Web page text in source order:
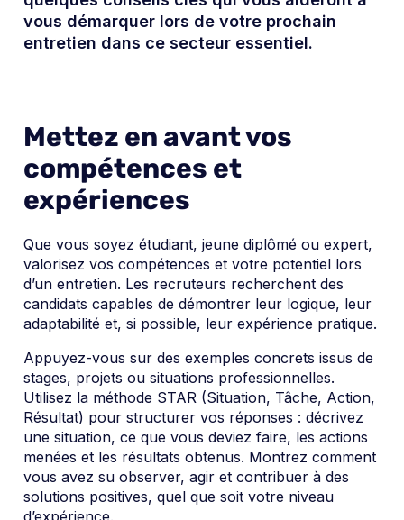
vous démarquer lors de votre prochain
entretien dans ce secteur essentiel.
Mettez en avant vos
compétences et
expériences
Que vous soyez étudiant, jeune diplômé ou expert,
valorisez vos compétences et votre potentiel lors
d’un entretien. Les recruteurs recherchent des
candidats capables de démontrer leur logique, leur
adaptabilité et, si possible, leur expérience pratique.
Appuyez-vous sur des exemples concrets issus de
stages, projets ou situations professionnelles.
Utilisez la méthode STAR (Situation, Tâche, Action,
Résultat) pour structurer vos réponses : décrivez
une situation, ce que vous deviez faire, les actions
menées et les résultats obtenus. Montrez comment
vous avez su observer, agir et contribuer à des
solutions positives, quel que soit votre niveau
d’expérience.